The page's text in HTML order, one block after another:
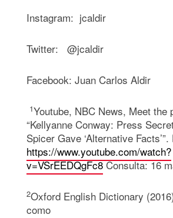
Instagram: jcaldir
Twitter: @jcaldir
Facebook: Juan Carlos Aldir
1Youtube, NBC News, Meet the
“Kellyanne Conway: Press
Spicer Gave ‘Alternative
https://www.youtube.com/watch?
v=VSrEEDQgFc8Consulta: 16
2Oxford English Dictionary
como